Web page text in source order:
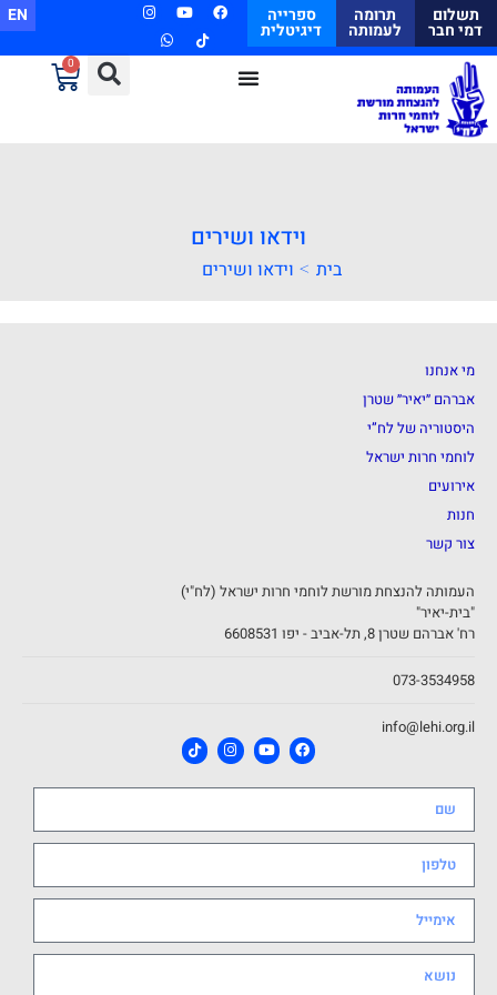
תשלום
דמי חבר
תרומה
לעמותה
ספרייה
דיגיטלית
EN
0
וידאו ושירים
בית > וידאו ושירים
מי אנחנו
אברהם ״יאיר״ שטרן
היסטוריה של לח”י
לוחמי חרות ישראל
אירועים
חנות
צור קשר
העמותה להנצחת מורשת לוחמי חרות ישראל (לח"י)
"בית-יאיר"
רח' אברהם שטרן 8, תל-אביב - יפו 6608531
073-3534958
info@lehi.org.il